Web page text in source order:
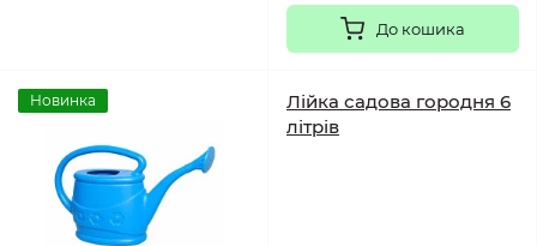
До кошика
Новинка
Лійка садова городня 6
літрів